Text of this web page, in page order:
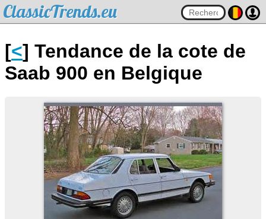
ClassicTrends.eu
[<] Tendance de la cote de
Saab 900 en Belgique